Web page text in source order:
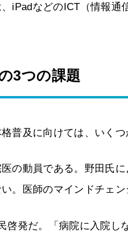
iPadなどのICT（情報通
3つの課題
普及に向けては、いく
医の動員である。野田氏
。医師のマインドチェン
啓発だ。「病院に入院し